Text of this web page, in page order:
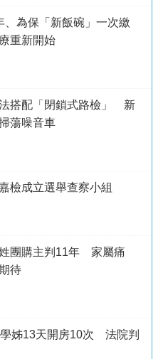
、為保「新飯碗」一次繳
重新開始
搭配「閉鎖式路檢」 新
蕩噪音車
檢成立選舉查察小組
團購主判11年 家屬痛
待
姊13天開房10次 法院判